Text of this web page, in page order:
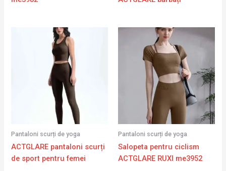
Pantaloni scurți de yoga
ACTGLARE pantaloni scurți
de sport pentru femei
Pantaloni scurți de yoga
Salopeta pentru ciclism
ACTGLARE RUXI me3952